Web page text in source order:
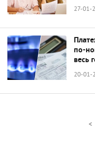
27-01-
по-
весь
20-01-
<